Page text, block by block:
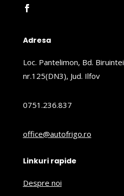
Adresa
Loc. Pantelimon, Bd. Biruintei
nr.125(DN3), Jud. Ilfov
0751.236.837
office@autofrigo.ro
Linkuri rapide
Despre noi